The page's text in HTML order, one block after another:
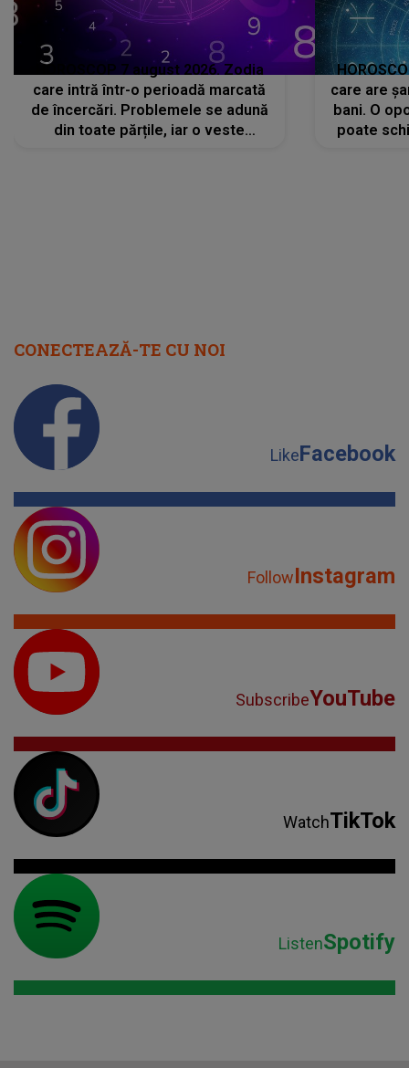
HOROSCOP 7 august 2026. Zodia
care intră într-o perioadă marcată
de încercări. Problemele se adună
din toate părțile, iar o veste
care are
bani. O
poate
CONECTEAZĂ-TE CU NOI
LikeFacebook
FollowInstagram
SubscribeYouTube
WatchTikTok
ListenSpotify